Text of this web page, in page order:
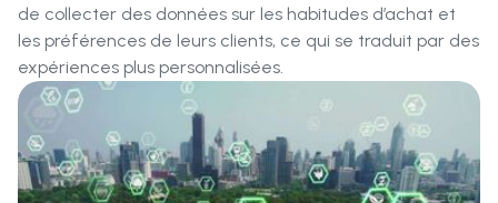
de collecter des données sur les habitudes d’achat et
les préférences de leurs clients, ce qui se traduit par des
expériences plus personnalisées.